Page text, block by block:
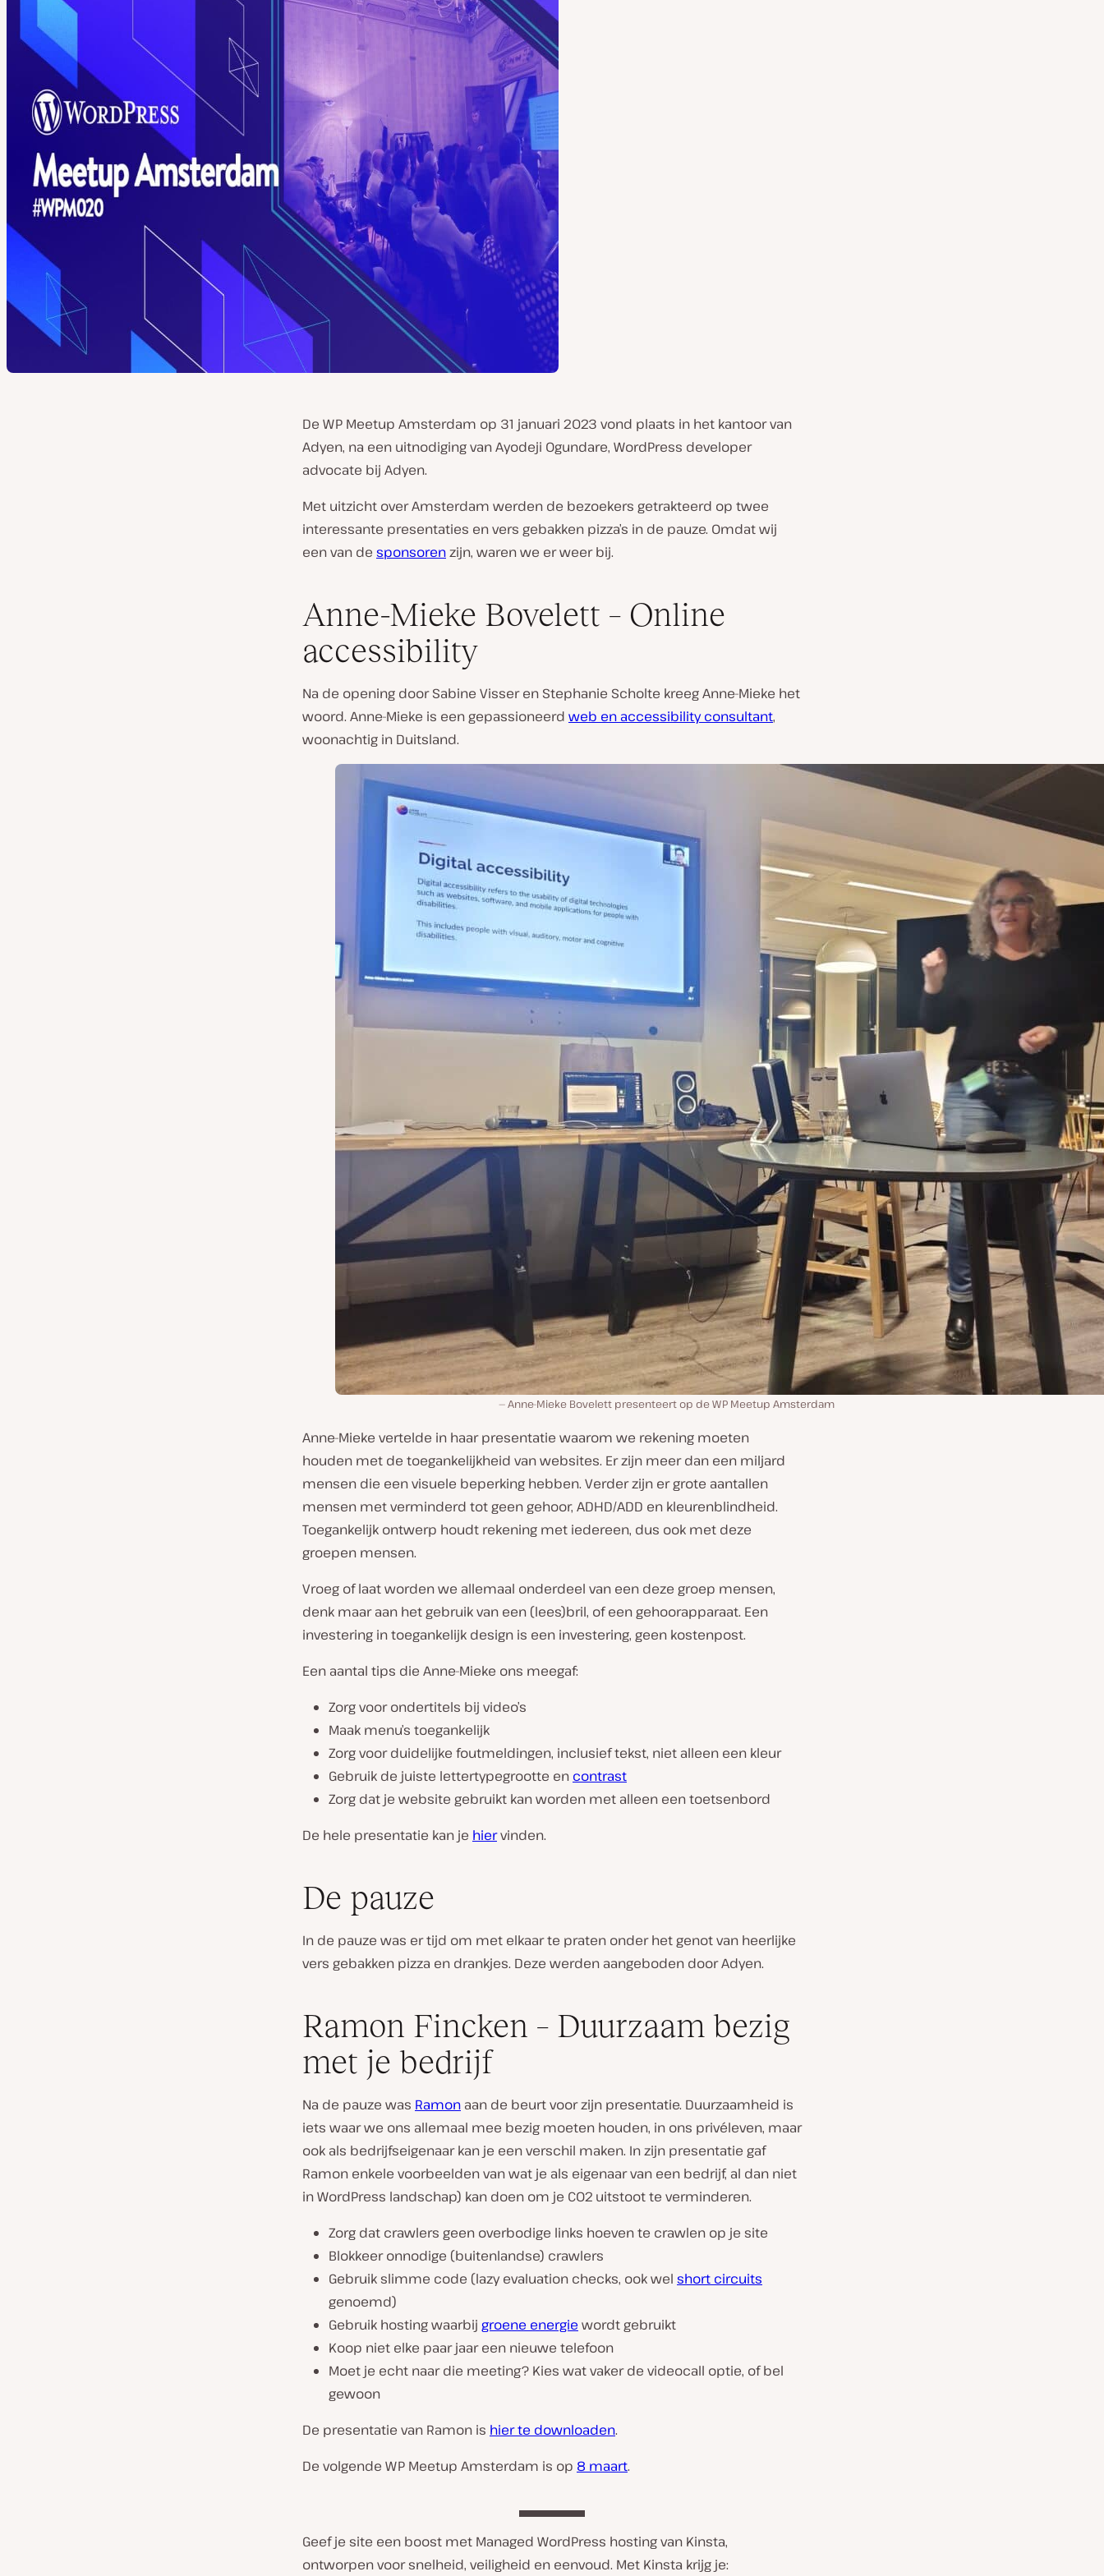
De WP Meetup Amsterdam op 31 januari 2023 vond plaats in het kantoor van
Adyen, na een uitnodiging van Ayodeji Ogundare, WordPress developer
advocate bij Adyen.
Met uitzicht over Amsterdam werden de bezoekers getrakteerd op twee
interessante presentaties en vers gebakken pizza’s in de pauze. Omdat wij
een van de sponsorenzijn, waren we er weer bij.
Anne-Mieke Bovelett – Online
accessibility
Na de opening door Sabine Visser en Stephanie Scholte kreeg Anne-Mieke het
woord. Anne-Mieke is een gepassioneerd web en accessibility consultant,
woonachtig in Duitsland.
Anne-Mieke Bovelett presenteert op de WP Meetup Amsterdam
Anne-Mieke vertelde in haar presentatie waarom we rekening moeten
houden met de toegankelijkheid van websites. Er zijn meer dan een miljard
mensen die een visuele beperking hebben. Verder zijn er grote aantallen
mensen met verminderd tot geen gehoor, ADHD/ADD en kleurenblindheid.
Toegankelijk ontwerp houdt rekening met iedereen, dus ook met deze
groepen mensen.
Vroeg of laat worden we allemaal onderdeel van een deze groep mensen,
denk maar aan het gebruik van een (lees)bril, of een gehoorapparaat. Een
investering in toegankelijk design is een investering, geen kostenpost.
Een aantal tips die Anne-Mieke ons meegaf:
Zorg voor ondertitels bij video’s
Maak menu’s toegankelijk
Zorg voor duidelijke foutmeldingen, inclusief tekst, niet alleen een kleur
Gebruik de juiste lettertypegrootte en contrast
Zorg dat je website gebruikt kan worden met alleen een toetsenbord
De hele presentatie kan je hiervinden.
De pauze
In de pauze was er tijd om met elkaar te praten onder het genot van heerlijke
vers gebakken pizza en drankjes. Deze werden aangeboden door Adyen.
Ramon Fincken – Duurzaam bezig
met je bedrijf
Na de pauze was Ramon aan de beurt voor zijn presentatie. Duurzaamheid is
iets waar we ons allemaal mee bezig moeten houden, in ons privéleven, maar
ook als bedrijfseigenaar kan je een verschil maken. In zijn presentatie gaf
Ramon enkele voorbeelden van wat je als eigenaar van een bedrijf, al dan niet
in WordPress landschap) kan doen om je CO2 uitstoot te verminderen.
Zorg dat crawlers geen overbodige links hoeven te crawlen op je site
Blokkeer onnodige (buitenlandse) crawlers
Gebruik slimme code (lazy evaluation checks, ook wel short circuits
genoemd)
Gebruik hosting waarbij groene energie wordt gebruikt
Koop niet elke paar jaar een nieuwe telefoon
Moet je echt naar die meeting? Kies wat vaker de videocall optie, of bel
gewoon
De presentatie van Ramon is hier te downloaden.
De volgende WP Meetup Amsterdam is op 8 maart.
Geef je site een boost met Managed WordPress hosting van Kinsta,
ontworpen voor snelheid, veiligheid en eenvoud. Met Kinsta krijg je: